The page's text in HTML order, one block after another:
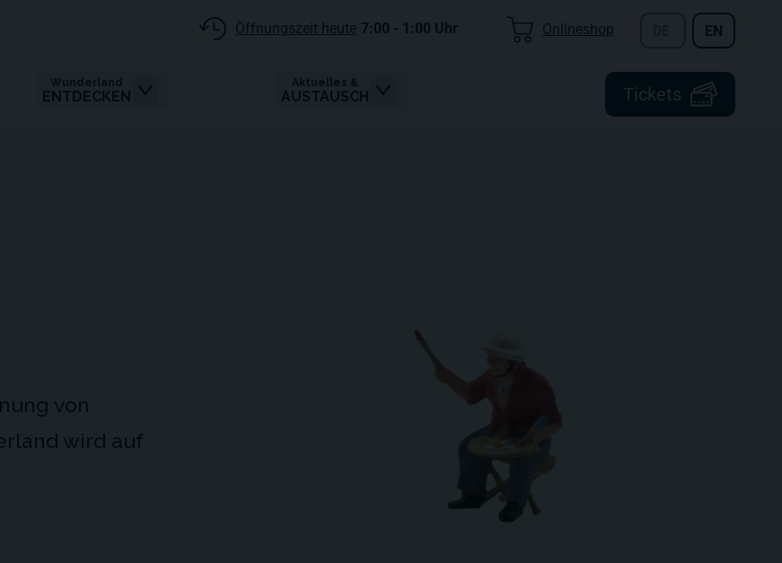
Tickets
Wunderland
ENTDECKEN
Aktuelles &
AUSTAUSCH
Öffnungszeit heute 7:00 - 1:00 Uhr Onlineshop EN
von
wird auf